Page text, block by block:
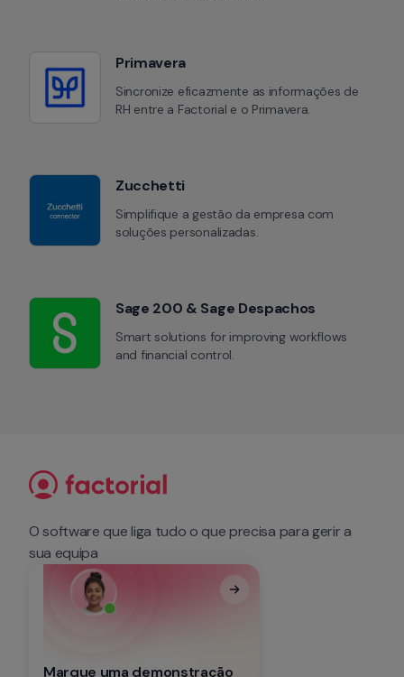
Primavera
Sincronize eficazmente as informações de
RH entre a Factorial e o Primavera.
Zucchetti
Simplifique a gestão da empresa com
soluções personalizadas.
Sage 200 & Sage Despachos
Smart solutions for improving workflows
and financial control.
O software que liga tudo o que precisa para gerir a
sua equipa
Marque uma demonstração